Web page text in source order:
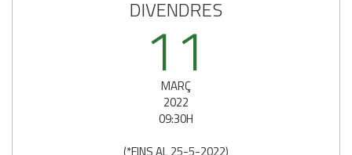
DIVENDRES
11
MARÇ
2022
09:30H